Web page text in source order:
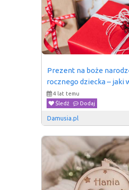
Prezent na boże
rocznego dziecka – jaki
4 lat temu
Śledź
Dodaj
Damusia.pl